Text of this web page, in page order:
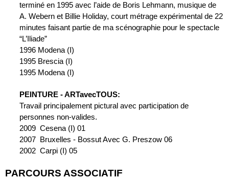
terminé en 1995 avec l’aide de Boris Lehmann, musique de
A. Webern et Billie Holiday, court métrage expérimental de 22
minutes faisant partie de ma scénographie pour le spectacle
“L’Iliade”
1996 Modena (I)
1995 Brescia (I)
1995 Modena (I)
PEINTURE - ARTavecTOUS:
Travail principalement pictural avec participation de
personnes non-valides.
2009  Cesena (I) 01
2007  Bruxelles - Bossut Avec G. Preszow 06
2002  Carpi (I) 05
PARCOURS ASSOCIATIF